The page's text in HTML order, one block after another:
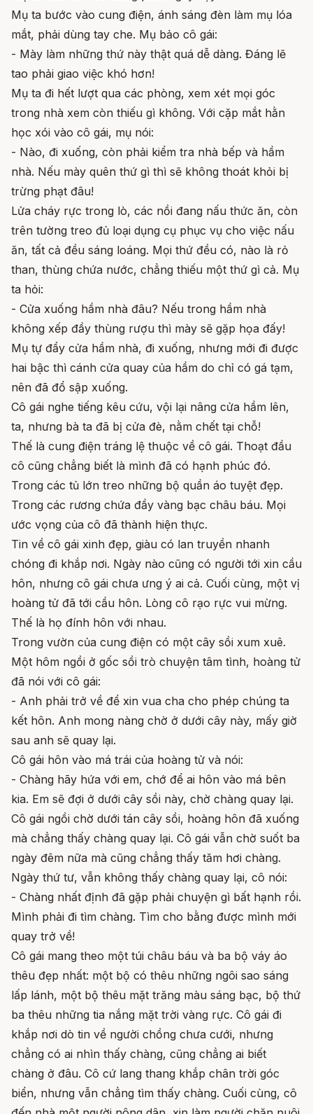
Mụ ta bước vào cung điện, ánh sáng đèn làm mụ lóa
mắt, phải dùng tay che. Mụ bảo cô gái:
- Mày làm những thứ này thật quá dễ dàng. Đáng lẽ
tao phải giao việc khó hơn!
Mụ ta đi hết lượt qua các phòng, xem xét mọi góc
trong nhà xem còn thiếu gì không. Với cặp mắt hằn
học xói vào cô gái, mụ nói:
- Nào, đi xuống, còn phải kiểm tra nhà bếp và hầm
nhà. Nếu mày quên thứ gì thì sẽ không thoát khỏi bị
trừng phạt đâu!
Lửa cháy rực trong lò, các nồi đang nấu thức ăn, còn
trên tường treo đủ loại dụng cụ phục vụ cho việc nấu
ăn, tất cả đều sáng loáng. Mọi thứ đều có, nào là rỏ
than, thùng chứa nước, chẳng thiếu một thứ gì cả. Mụ
ta hỏi:
- Cửa xuống hầm nhà đâu? Nếu trong hầm nhà
không xếp đầy thùng rượu thì mày sẽ gặp họa đấy!
Mụ tự đẩy cửa hầm nhà, đi xuống, nhưng mới đi được
hai bậc thì cánh cửa quay của hầm do chỉ có gá tạm,
nên đã đổ sập xuống.
Cô gái nghe tiếng kêu cứu, vội lại nâng cửa hầm lên,
ta, nhưng bà ta đã bị cửa đè, nằm chết tại chỗ!
Thế là cung điện tráng lệ thuộc về cô gái. Thoạt đầu
cô cũng chẳng biết là mình đã có hạnh phúc đó.
Trong các tủ lớn treo những bộ quần áo tuyệt đẹp.
Trong các rương chứa đầy vàng bạc châu báu. Mọi
ước vọng của cô đã thành hiện thực.
Tin về cô gái xinh đẹp, giàu có lan truyền nhanh
chóng đi khắp nơi. Ngày nào cũng có người tới xin cầu
hôn, nhưng cô gái chưa ưng ý ai cả. Cuối cùng, một vị
hoàng tử đã tới cầu hôn. Lòng cô rạo rực vui mừng.
Thế là họ đính hôn với nhau.
Trong vườn của cung điện có một cây sồi xum xuê.
Một hôm ngồi ở gốc sồi trò chuyện tâm tình, hoàng tử
đã nói với cô gái:
- Anh phải trở về để xin vua cha cho phép chúng ta
kết hôn. Anh mong nàng chờ ở dưới cây này, mấy giờ
sau anh sẽ quay lại.
Cô gái hôn vào má trái của hoàng tử và nói:
- Chàng hãy hứa với em, chớ để ai hôn vào má bên
kia. Em sẽ đợi ở dưới cây sồi này, chờ chàng quay lại.
Cô gái ngồi chờ dưới tán cây sồi, hoàng hôn đã xuống
mà chẳng thấy chàng quay lại. Cô gái vẫn chờ suốt ba
ngày đêm nữa mà cũng chẳng thấy tăm hơi chàng.
Ngày thứ tư, vẫn không thấy chàng quay lại, cô nói:
- Chàng nhất định đã gặp phải chuyện gì bất hạnh rồi.
Mình phải đi tìm chàng. Tìm cho bằng được mình mới
quay trở về!
Cô gái mang theo một túi châu báu và ba bộ váy áo
thêu đẹp nhất: một bộ có thêu những ngôi sao sáng
lấp lánh, một bộ thêu mặt trăng màu sáng bạc, bộ thứ
ba thêu những tia nắng mặt trời vàng rực. Cô gái đi
khắp nơi dò tin về người chồng chưa cưới, nhưng
chẳng có ai nhìn thấy chàng, cũng chẳng ai biết
chàng ở đâu. Cô cứ lang thang khắp chân trời góc
biển, nhưng vẫn chẳng tìm thấy chàng. Cuối cùng, cô